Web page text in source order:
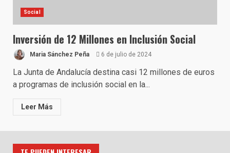
Social
Inversión de 12 Millones en Inclusión Social
Maria Sánchez Peña 6 de julio de 2024
La Junta de Andalucía destina casi 12 millones de euros
a programas de inclusión social en la...
Leer Más